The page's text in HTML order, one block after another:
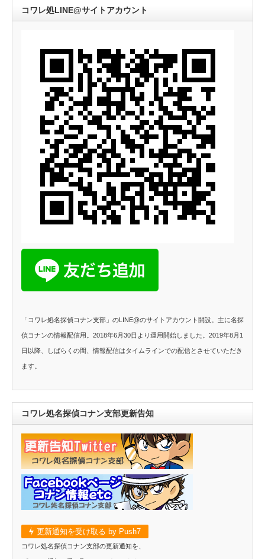
コワレ処LINE@サイトアカウント
「コワレ処名探偵コナン支部」のLINE@のサイトアカウント開設。主に名探
偵コナンの情報配信用。2018年6月30日より運用開始しました。2019年8月1
日以降、しばらくの間、情報配信はタイムラインでの配信とさせていただき
ます。
コワレ処名探偵コナン支部更新告知
更新通知を受け取る by Push7
コワレ処名探偵コナン支部の更新通知を、